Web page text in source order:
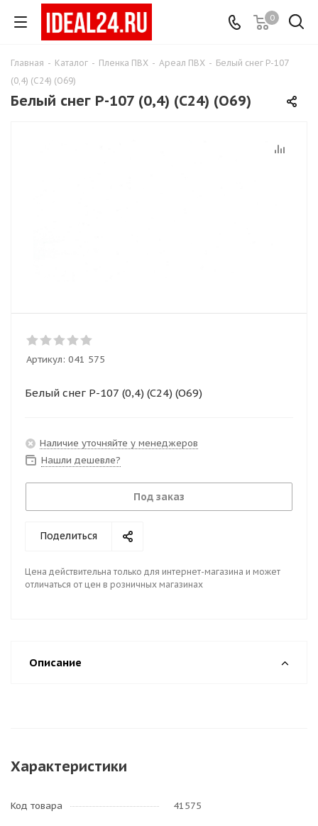
0
Главная - Каталог - Пленка ПВХ - Ареал ПВХ - Белый снег Р-107
(0,4) (С24) (О69)
Белый снег Р-107 (0,4) (С24) (О69)
Артикул: 041 575
Белый снег Р-107 (0,4) (С24) (О69)
Наличие уточняйте у менеджеров
Нашли дешевле?
Под заказ
Поделиться
Цена действительна только для интернет-магазина и может
отличаться от цен в розничных магазинах
Описание
Характеристики
Код товара 41575